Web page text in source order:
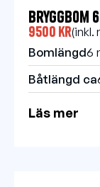
Bryggbom
9500 kr(inkl.
Bomlängd6
Båtlängd ca
Läs mer